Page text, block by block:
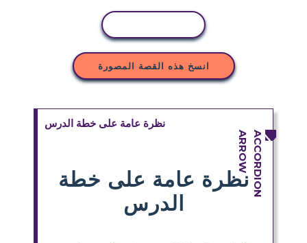
انسخ هذه القصة المصورة
نظرة عامة على خطة الدرس
نظرة عامة على خطة
الدرس